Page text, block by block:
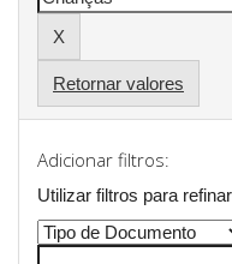
Retornar valores
Adicionar filtros:
Utilizar filtros para